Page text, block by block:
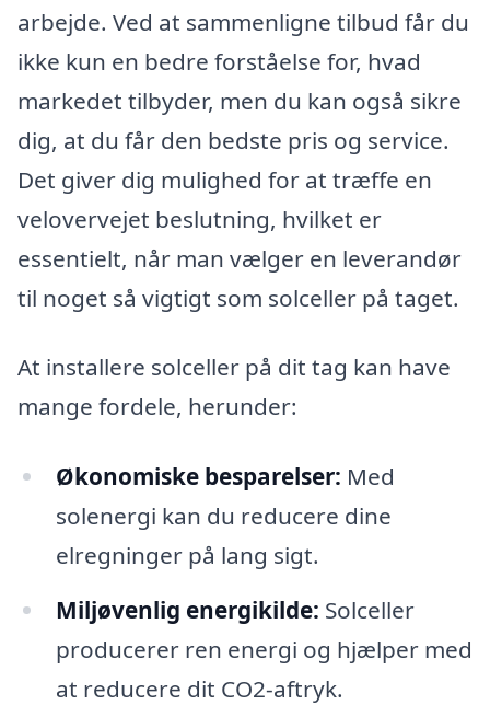
arbejde. Ved at sammenligne tilbud får du
ikke kun en bedre forståelse for, hvad
markedet tilbyder, men du kan også sikre
dig, at du får den bedste pris og service.
Det giver dig mulighed for at træffe en
velovervejet beslutning, hvilket er
essentielt, når man vælger en leverandør
til noget så vigtigt som solceller på taget.
At installere solceller på dit tag kan have
mange fordele, herunder:
Økonomiske besparelser: Med
solenergi kan du reducere dine
elregninger på lang sigt.
Miljøvenlig energikilde: Solceller
producerer ren energi og hjælper med
at reducere dit CO2-aftryk.